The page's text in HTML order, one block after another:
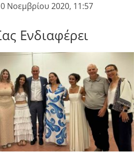
Νοεμβρίου 2020, 11:57
Ενδιαφέρει